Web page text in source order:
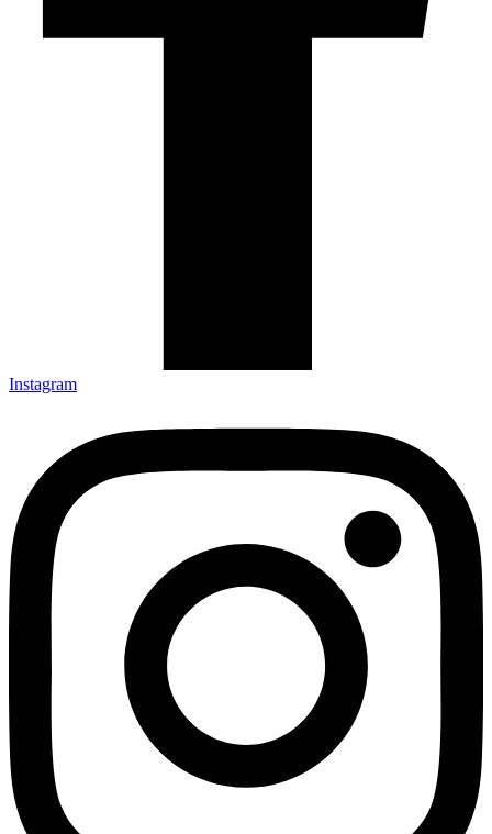
Instagram